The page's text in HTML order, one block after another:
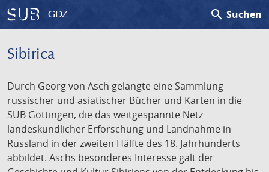
GDZ search Suchen
Sibirica
Durch Georg von Asch gelangte eine Sammlung
russischer und asiatischer Bücher und Karten in die
SUB Göttingen, die das weitgespannte Netz
landeskundlicher Erforschung und Landnahme in
Russland in der zweiten Hälfte des 18. Jahrhunderts
abbildet. Aschs besonderes Interesse galt der